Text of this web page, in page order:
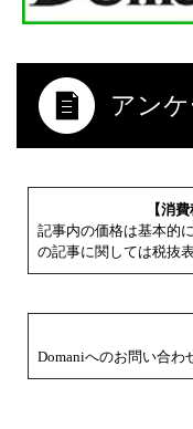
アンケ
【消
記事内の価格は基本的
の記事に関しては税抜
Domaniへのお問い合わ